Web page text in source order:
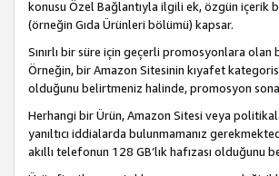
konusu Özel Bağlantıyla ilgili ek, özgün içerik
(örneğin Gıda Ürünleri bölümü) kapsar.
Sınırlı bir süre için geçerli promosyonlara
Örneğin, bir Amazon Sitesinin kıyafet
olduğunu belirtmeniz halinde, promosyon
Herhangi bir Ürün, Amazon Sitesi veya
yanıltıcı iddialarda bulunmamanız
akıllı telefonun 128 GB’lık hafızası olduğunu